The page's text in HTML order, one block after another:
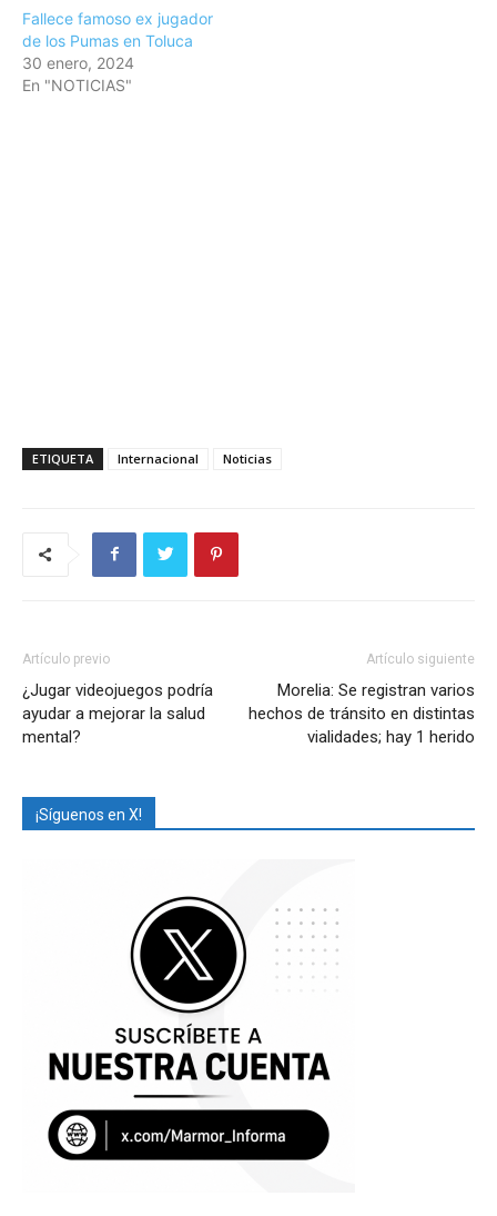
Fallece famoso ex jugador
de los Pumas en Toluca
30 enero, 2024
En "NOTICIAS"
ETIQUETA Internacional Noticias
Artículo previo
¿Jugar videojuegos podría
ayudar a mejorar la salud
mental?
Artículo siguiente
Morelia: Se registran varios
hechos de tránsito en distintas
vialidades; hay 1 herido
¡Síguenos en X!